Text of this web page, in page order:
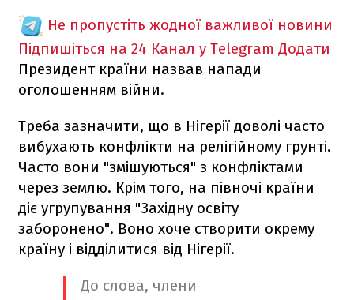
Не пропустіть жодної важливої новини
Підпишіться на 24 Канал у Telegram Додати
Президент країни назвав напади
оголошенням війни.
Треба зазначити, що в Нігерії доволі часто
вибухають конфлікти на релігійному грунті.
Часто вони "змішуються" з конфліктами
через землю. Крім того, на півночі країни
діє угрупування "Західну освіту
заборонено". Воно хоче створити окрему
країну і відділитися від Нігерії.
До слова, члени